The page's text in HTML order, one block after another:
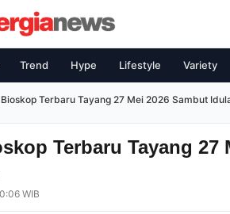
Trend Hype Lifestyle Variety
Bioskop Terbaru Tayang 27 Mei 2026 Sambut
Terbaru Tayang 27
WIB